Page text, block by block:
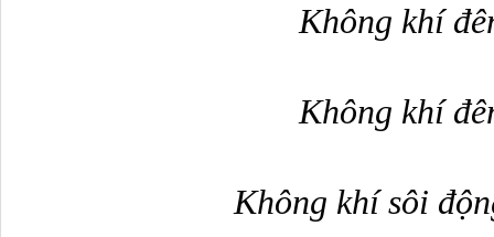
Không khí
Không khí
Không khísôi